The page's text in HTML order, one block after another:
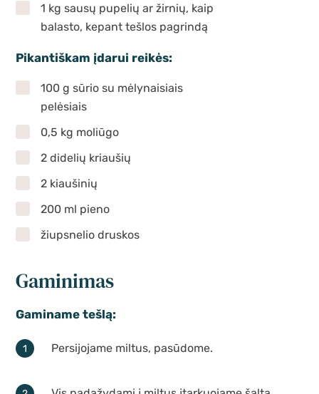
1 kg sausų pupelių ar žirnių, kaip
balasto, kepant tešlos pagrindą
Pikantiškam įdarui reikės:
100 g sūrio su mėlynaisiais
pelėsiais
0,5 kg moliūgo
2 didelių kriaušių
2 kiaušinių
200 ml pieno
žiupsnelio druskos
Gaminimas
Gaminame tešlą:
Persijojame miltus, pasūdome.